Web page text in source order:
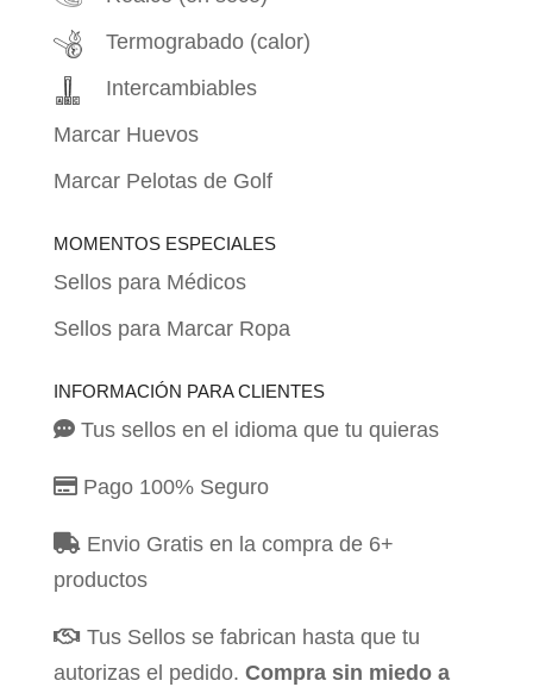
Termograbado (calor)
Intercambiables
Marcar Huevos
Marcar Pelotas de Golf
MOMENTOS ESPECIALES
Sellos para Médicos
Sellos para Marcar Ropa
INFORMACIÓN PARA CLIENTES
Tus sellos en el idioma que tu quieras
Pago 100% Seguro
Envio Gratis en la compra de 6+
productos
Tus Sellos se fabrican hasta que tu
autorizas el pedido. Compra sin miedo a